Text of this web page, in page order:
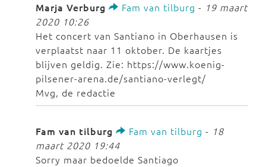
Marja Verburg Fam van tilburg - 19 maart
2020 10:26
Het concert van Santiano in Oberhausen is
verplaatst naar 11 oktober. De kaartjes
blijven geldig. Zie: https://www.koenig-
pilsener-arena.de/santiano-verlegt/
Mvg, de redactie
Fam van tilburg Fam van tilburg - 18
maart 2020 19:44
Sorry maar bedoelde Santiago